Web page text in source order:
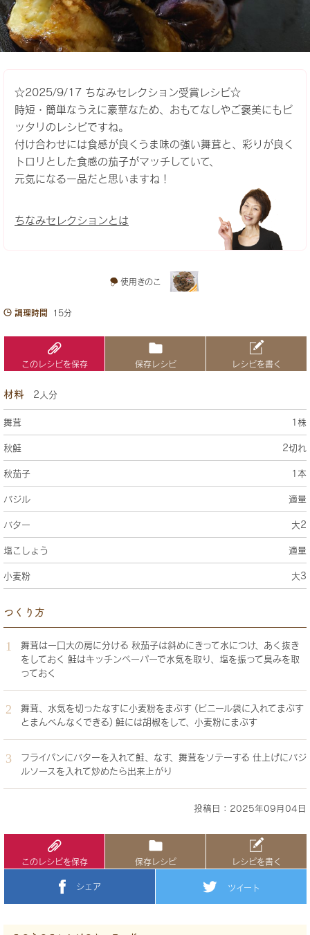
☆2025/9/17 ちなみセレクション受賞レシピ☆
時短・簡単なうえに豪華なため、おもてなしやご褒美にもピ
ッタリのレシピですね。
付け合わせには食感が良くうま味の強い舞茸と、彩りが良く
トロリとした食感の茄子がマッチしていて、
元気になる一品だと思いますね！
ちなみセレクションとは
使用きのこ
調理時間 15分
このレシピを保存 保存レシピ レシピを書く
材料 2人分
舞茸 1株
秋鮭 2切れ
秋茄子 1本
バジル 適量
バター 大2
塩こしょう 適量
小麦粉 大3
つくり方
舞茸は一口大の房に分ける 秋茄子は斜めにきって水につけ、あく抜き
をしておく 鮭はキッチンペーパーで水気を取り、塩を振って臭みを取
っておく
舞茸、水気を切ったなすに小麦粉をまぶす (ビニール袋に入れてまぶす
とまんべんなくできる) 鮭には胡椒をして、小麦粉にまぶす
フライパンにバターを入れて鮭、なす、舞茸をソテーする 仕上げにバジ
ルソースを入れて炒めたら出来上がり
投稿日：2025年09月04日
このレシピを保存 保存レシピ レシピを書く
シェア ツイート